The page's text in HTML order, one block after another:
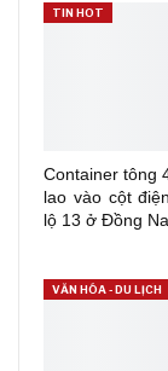
TIN HOT
Container tông
lao vào cột
lộ 13 ở Đồng
VĂN HÓA - DU LỊCH